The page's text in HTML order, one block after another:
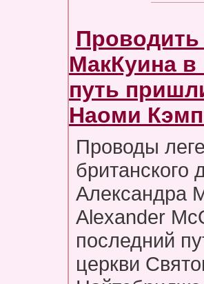
МакКуина в
путь
Наоми
Проводы
британского
Александра
Alexander
последний
церкви